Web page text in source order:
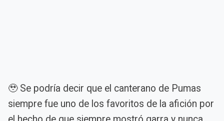
🥹 Se podría decir que el canterano de Pumas
siempre fue uno de los favoritos de la afición por